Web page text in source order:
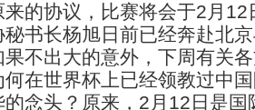
来的协议，比赛将会于2月12
秘书长杨旭日前已经奔赴北
果不出大的意外，下周有关
世界杯上已经领教过中国
的念头？原来，2月12日是